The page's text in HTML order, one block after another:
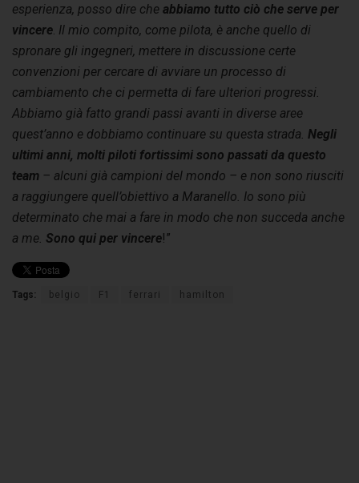
esperienza, posso dire che abbiamo tutto ciò che serve per
vincere Il mio compito, come pilota, è anche quello di
spronare gli ingegneri, mettere in discussione certe
convenzioni per cercare di avviare un processo di
cambiamento che ci permetta di fare ulteriori progressi.
Abbiamo già fatto grandi passi avanti in diverse aree
quest’anno e dobbiamo continuare su questa strada. Negli
ultimi anni, molti piloti fortissimi sono passati da questo
team – alcuni già campioni del mondo – e non sono riusciti
a raggiungere quell’obiettivo a Maranello. Io sono più
determinato che mai a fare in modo che non succeda anche
a me. Sono qui per vincere!”
Tags: belgio F1 ferrari hamilton